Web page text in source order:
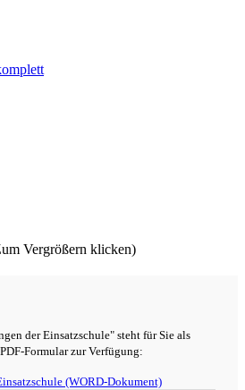
Vergrößern klicken)
der Einsatzschule" steht für Sie als
Formular zur Verfügung:
(WORD-Dokument)